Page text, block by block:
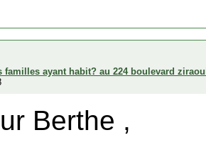
familles ayant habit? au 224 boulevard
Berthe ,